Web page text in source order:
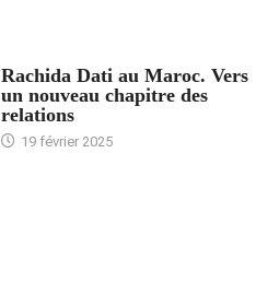
Rachida Dati au Maroc. Vers
un nouveau chapitre des
relations
19 février 2025